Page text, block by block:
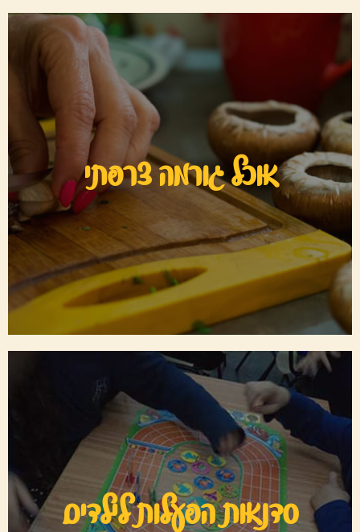
אוכל גורמה צרפתי
אוכל גורמה צרפתי
היכנסו לאוכל הגורמה הצרפתי ונסו את מבחר המתכונים
שהכנתי במיוחד בשבילכם
למתכונים
סדנאות הפעלות לילדים
סדנאות הפעלות לילדים
היכנסו לסדנאות הפעלות לילדים ומצאו את הסדנא המתאימה
לכם, מבחר גדול של סדנאות...